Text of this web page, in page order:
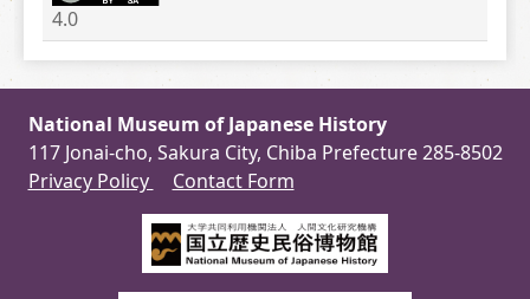
4.0
National Museum of Japanese History
117 Jonai-cho, Sakura City, Chiba Prefecture 285-8502
Privacy Policy
Contact Form